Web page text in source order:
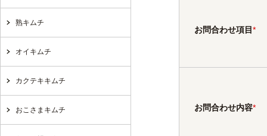
お問合わせ項目*
お問合わせ内容*
熟キムチ
オイキムチ
カクテキキムチ
おこさまキムチ